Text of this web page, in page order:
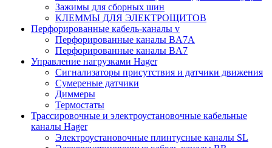
Зажимы для сборных шин
КЛЕММЫ ДЛЯ ЭЛЕКТРОЩИТОВ
Перфорированные кабель-каналы v
Перфорированные каналы BA7A
Перфорированные каналы BA7
Управление нагрузками Hager
Сигнализаторы присутствия и датчики движения
Сумереные датчики
Диммеры
Термостаты
Трассировочные и электроустановочные кабельные
каналы Hager
Электроустановочные плинтусные каналы SL